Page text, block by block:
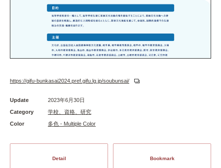
https://gifu-bunkasai2024.pref.gifu.lg.jp/soubunsai/
Update
2023年6月30日
Category
学校、資格、研究
Color
多色 - Multiple Color
Detail Bookmark